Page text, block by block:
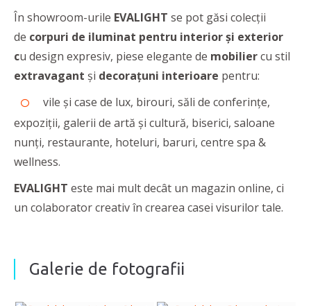
În showroom-urile EVALIGHT se pot găsi colecții
de corpuri de iluminat pentru interior și exterior
cu design expresiv, piese elegante de mobiliercu stil
extravagant și decorațuni interioare pentru:
vile și case de lux, birouri, săli de conferințe,
expoziții, galerii de artă și cultură, biserici, saloane
nunți, restaurante, hoteluri, baruri, centre spa &
wellness.
EVALIGHT este mai mult decât un magazin online, ci
un colaborator creativ în crearea casei visurilor tale.
Galerie de fotografii